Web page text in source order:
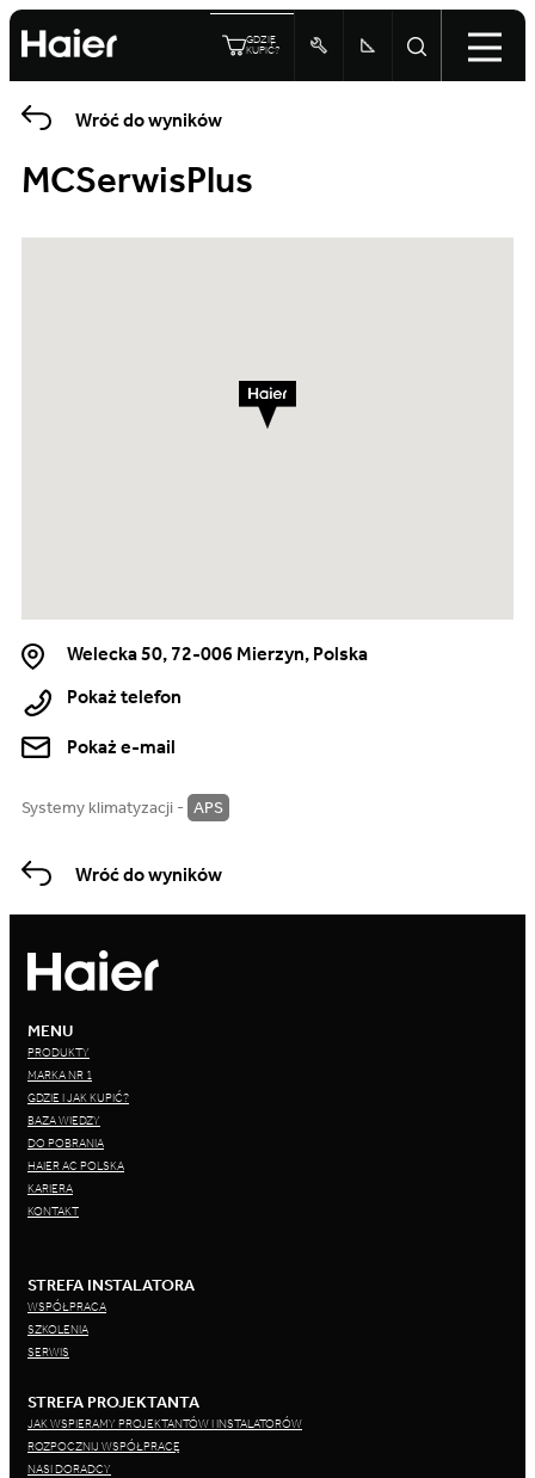
GDZIE
KUPIĆ?
Wróć do wyników
MCSerwisPlus
Welecka 50, 72-006 Mierzyn, Polska
Pokaż telefon
Pokaż e-mail
Systemy klimatyzacji - APS
Wróć do wyników
MENU
PRODUKTY
MARKA NR 1
GDZIE I JAK KUPIĆ?
BAZA WIEDZY
DO POBRANIA
HAIER AC POLSKA
KARIERA
KONTAKT
STREFA INSTALATORA
WSPÓŁPRACA
SZKOLENIA
SERWIS
STREFA PROJEKTANTA
JAK WSPIERAMY PROJEKTANTÓW I INSTALATORÓW
ROZPOCZNIJ WSPÓŁPRACĘ
NASI DORADCY